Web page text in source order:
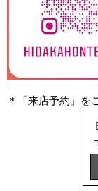
＊「来店予約」を